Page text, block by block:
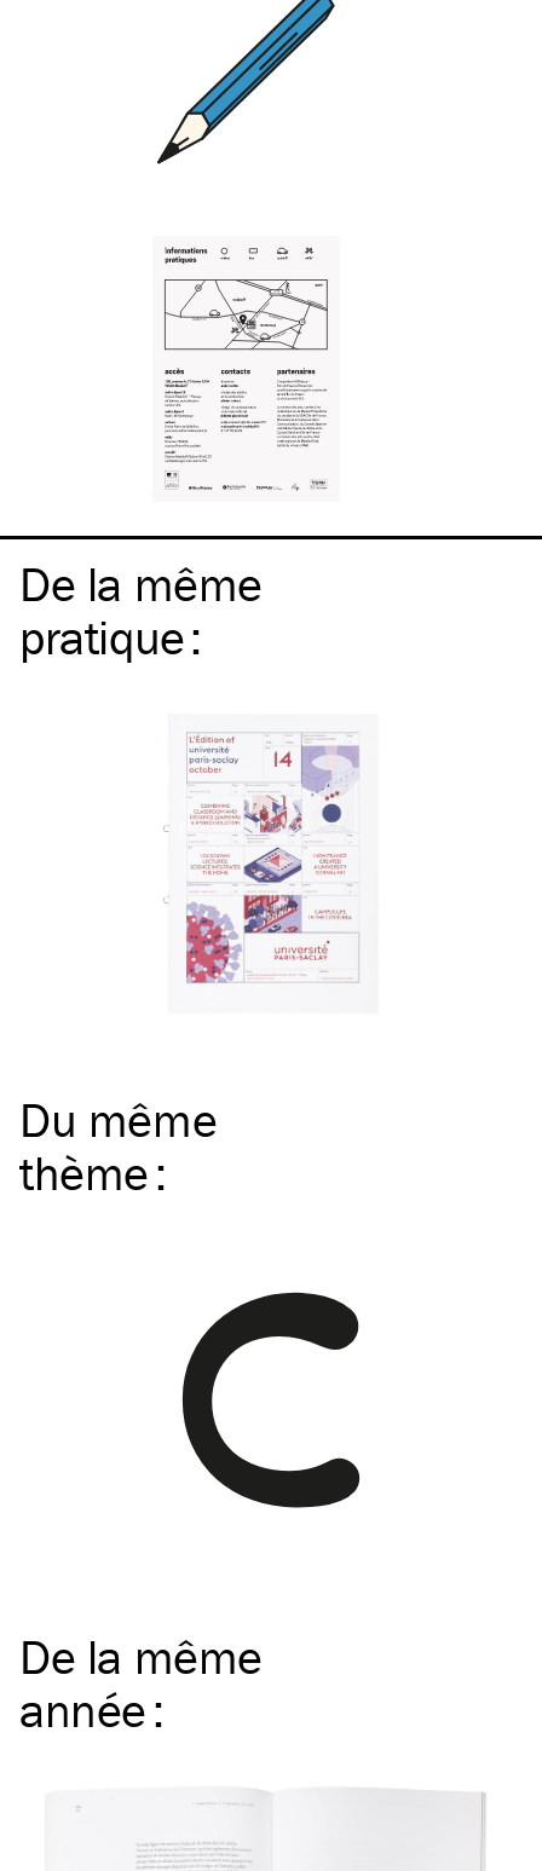
De la même
pratique:
Du même
thème:
De la même
année: